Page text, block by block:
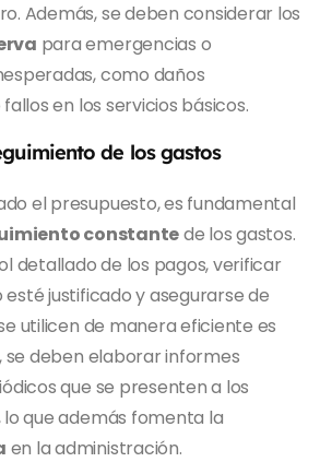
Además, se deben considerar los
para emergencias o
como daños
en los servicios básicos.
de los gastos
el presupuesto, es fundamental
constantede los gastos.
detallado de los pagos, verificar
justificado y asegurarse de
utilicen de manera eficiente es
se deben elaborar informes
que se presenten a los
que además fomenta la
en la administración.